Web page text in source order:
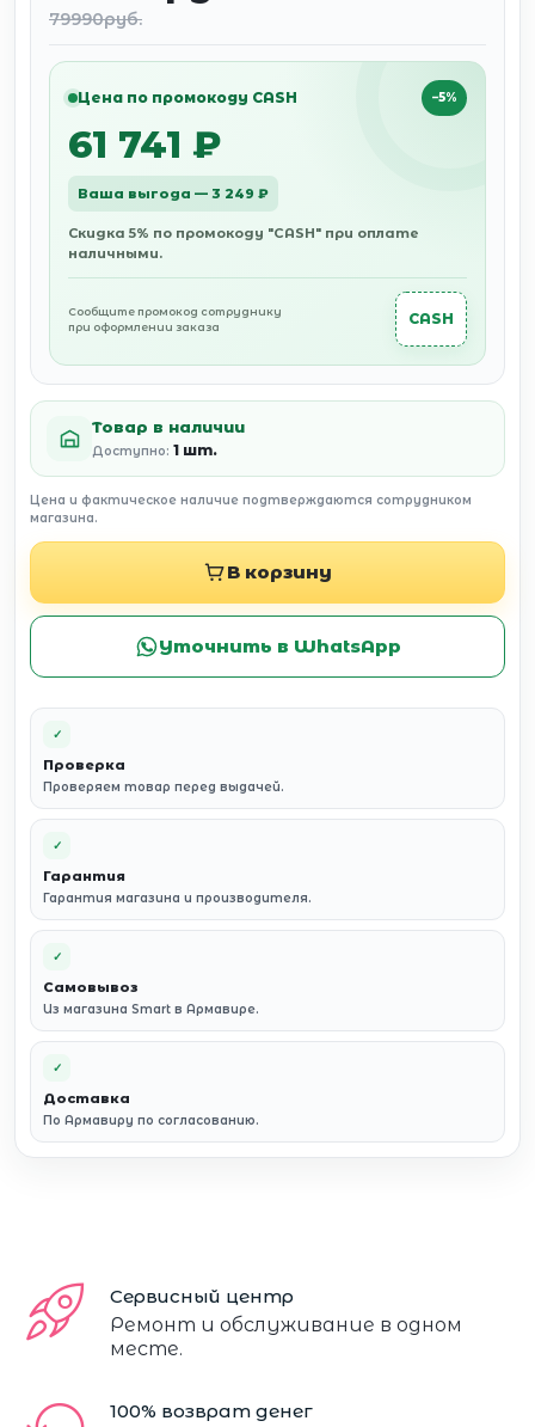
79990руб.
Цена по промокоду CASH −5%
61 741 ₽
Ваша выгода — 3 249 ₽
Скидка 5% по промокоду "CASH" при оплате
наличными.
Сообщите промокод сотруднику
при оформлении заказа
CASH
Товар в наличии
Доступно: 1 шт.
Цена и фактическое наличие подтверждаются сотрудником
магазина.
В корзину
Уточнить в WhatsApp
✓
Проверка
Проверяем товар перед выдачей.
✓
Гарантия
Гарантия магазина и производителя.
✓
Самовывоз
Из магазина Smart в Армавире.
✓
Доставка
По Армавиру по согласованию.
Сервисный центр
Ремонт и обслуживание в одном
месте.
100% возврат денег